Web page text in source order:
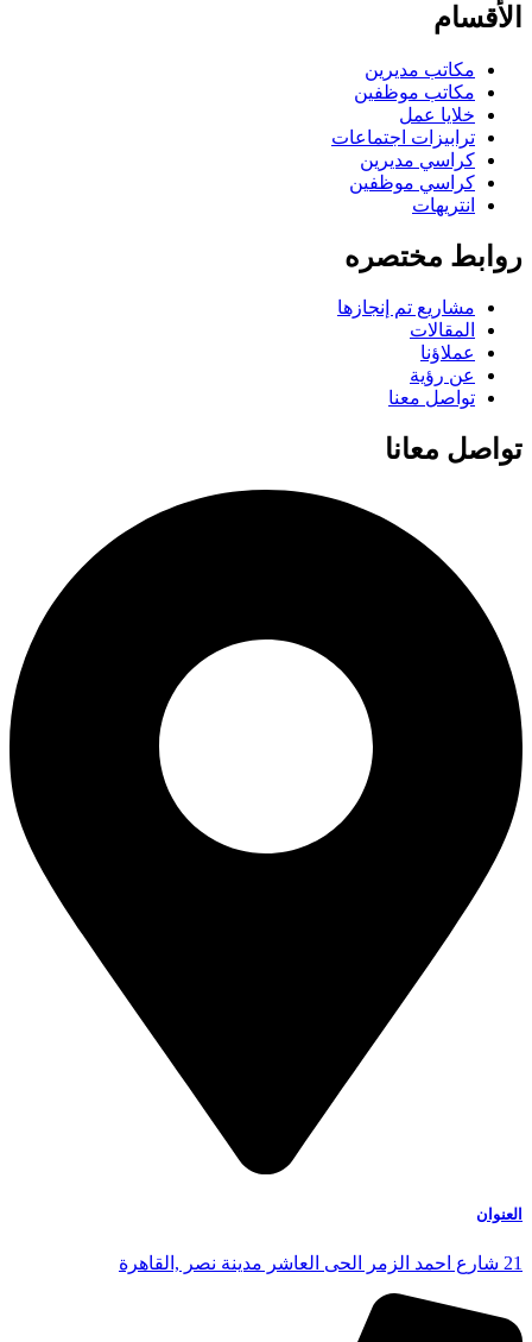
الأقسام
مكاتب مديرين
مكاتب موظفين
خلايا عمل
ترابيزات اجتماعات
كراسي مديرين
كراسي موظفين
انتريهات
روابط مختصره
مشاريع تم إنجازها
المقالات
عملاؤنا
عن رؤية
تواصل معنا
تواصل معانا
العنوان
21 شارع احمد الزمر الحى العاشر مدينة نصر ,القاهرة